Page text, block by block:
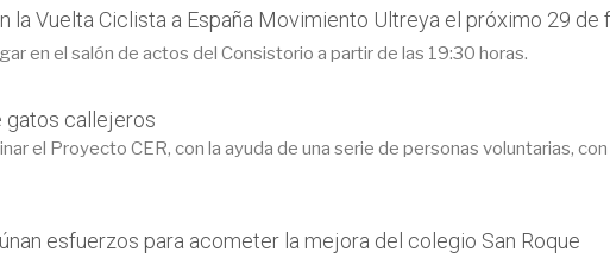
la Vuelta Ciclista a España Movimiento Ultreya el próximo 29 de
en el salón de actos del Consistorio a partir de las 19:30 horas.
gatos callejeros
el Proyecto CER, con la ayuda de una serie de personas voluntarias,
esfuerzos para acometer la mejora del colegio San Roque